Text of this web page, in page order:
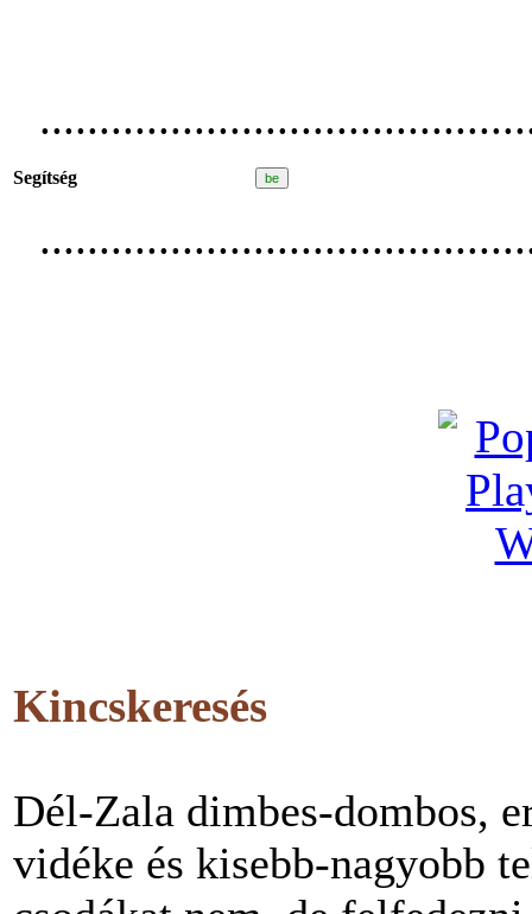
Segítség
Kincskeresés
Dél-Zala dimbes-dombos,
vidéke és kisebb-nagyobb